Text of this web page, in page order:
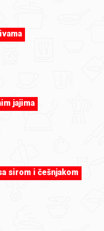
jajima
sirom i češnjakom